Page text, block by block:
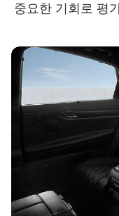
중요한 기회로 평